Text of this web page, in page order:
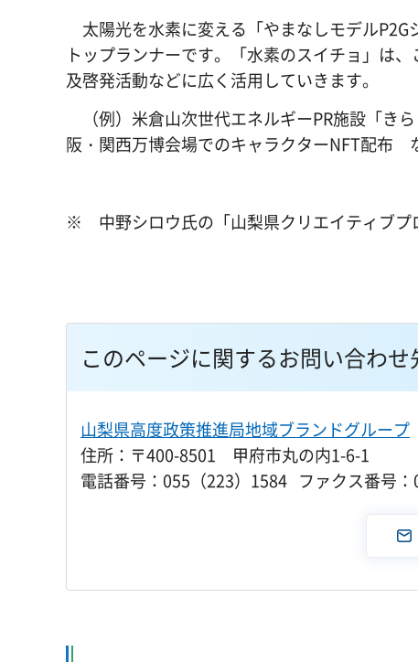
太陽光を水素に変える「やまなしモデル
トップランナーです。「水素のスイチョ」は
及啓発活動などに広く活用していきます。
（例）米倉山次世代エネルギーPR施設「き
阪・関西万博会場でのキャラクターNFT配布
※ 中野シロウ氏の「山梨県クリエイティブプ
このページに関するお問い合わせ
山梨県高度政策推進局地域ブランドグループ
住所：〒400-8501 甲府市丸の内1-6-1
電話番号：055（223）1584 ファクス番号